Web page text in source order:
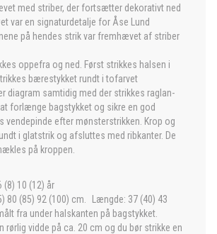
med striber, der fortsætter dekorativt ned
var en signaturdetalje for Åse Lund
på hendes strik var fremhævet af striber
oppefra og ned. Først strikkes halsen i
bærestykket rundt i tofarvet
diagram samtidig med der strikkes raglan-
forlænge bagstykket og sikre en god
vendepinde efter mønsterstrikken. Krop og
i glatstrik og afsluttes med ribkanter. De
på kroppen.
(8) 10 (12) år
80 (85) 92 (100) cm. Længde: 37 (40) 43
fra under halskanten på bagstykket.
rørlig vidde på ca. 20 cm og du bør strikke en